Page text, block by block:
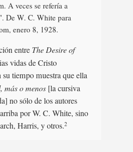
A veces se refería a
De W. C. White para
enero 8, 1928.
entre The Desire of
vidas de Cristo
su tiempo muestra que ella
más o menos [la cursiva
no sólo de los autores
por W. C. White, sino
Harris, y otros.2